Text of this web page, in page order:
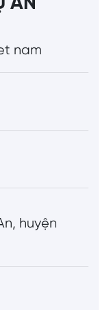
nam
huyện